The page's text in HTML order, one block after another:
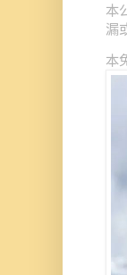
本
漏
本